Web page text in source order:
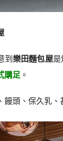
到 樂田麵包屋是
購足。
饅頭、保久乳、